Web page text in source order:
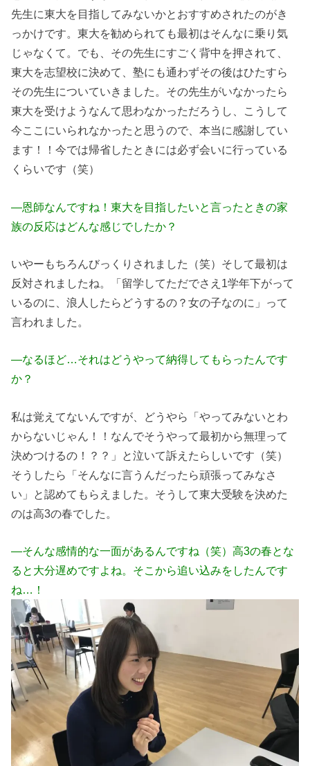
先生に東大を目指してみないかとおすすめされたのがき
っかけです。東大を勧められても最初はそんなに乗り気
じゃなくて。でも、その先生にすごく背中を押されて、
東大を志望校に決めて、塾にも通わずその後はひたすら
その先生についていきました。その先生がいなかったら
東大を受けようなんて思わなかっただろうし、こうして
今ここにいられなかったと思うので、本当に感謝してい
ます！！今では帰省したときには必ず会いに行っている
くらいです（笑）
―恩師なんですね！東大を目指したいと言ったときの家
族の反応はどんな感じでしたか？
いやーもちろんびっくりされました（笑）そして最初は
反対されましたね。「留学してただでさえ1学年下がって
いるのに、浪人したらどうするの？女の子なのに」って
言われました。
―なるほど…それはどうやって納得してもらったんです
か？
私は覚えてないんですが、どうやら「やってみないとわ
からないじゃん！！なんでそうやって最初から無理って
決めつけるの！？？」と泣いて訴えたらしいです（笑）
そうしたら「そんなに言うんだったら頑張ってみなさ
い」と認めてもらえました。そうして東大受験を決めた
のは高3の春でした。
―そんな感情的な一面があるんですね（笑）高3の春とな
ると大分遅めですよね。そこから追い込みをしたんです
ね…！